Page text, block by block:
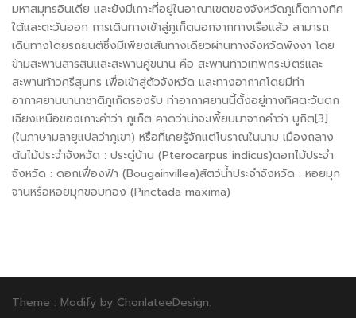
มหาสมุทรอินเดีย และยังมีเกาะที่อยู่ในอาณาเขตของจังหวัดภูเก็ตทางทิศ
ใต้และตะวันออก การเดินทางเข้าสู่ภูเก็ตนอกจากทางเรือแล้ว สามารถ
เดินทางโดยรถยนต์ซึ่งมีเพียงเส้นทางเดียวผ่านทางจังหวัดพังงา โดย
ข้ามสะพานสารสินและสะพานคู่ขนาน คือ สะพานท้าวเทพกระษัตรีและ
สะพานท้าวศรีสุนทร เพื่อเข้าสู่ตัวจังหวัด และทางอากาศโดยมีท่า
อากาศยานนานาชาติภูเก็ตรองรับ ท่าอากาศยานนี้ตั้งอยู่ทางทิศตะวันตก
เฉียงเหนือของเกาะคำว่า ภูเก็ต คาดว่าน่าจะเพี้ยนมาจากคำว่า บูกิต[3]
(ในภาษามลายูแปลว่าภูเขา) หรือที่เคยรู้จักแต่โบราณในนาม เมืองถลาง
ต้นไม้ประจำจังหวัด : ประดู่บ้าน (Pterocarpus indicus)ดอกไม้ประจำ
จังหวัด : ดอกเฟื่องฟ้า (Bougainvillea)สัตว์น้ำประจำจังหวัด : หอยมุก
จานหรือหอยมุกขอบทอง (Pinctada maxima)
Theme : Modify by ChonlateeDesign.